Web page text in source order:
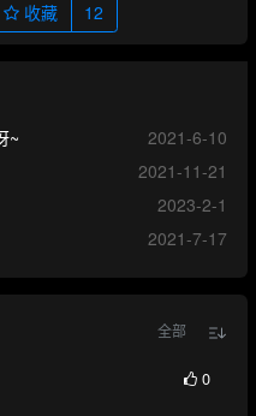
收藏 12
~
2021-6-10
2021-11-21
2023-2-1
2021-7-17
全部
0